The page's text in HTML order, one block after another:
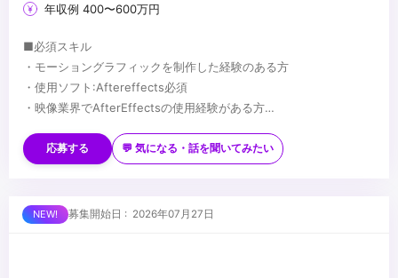
年収例 400〜600万円
■必須スキル
・モーショングラフィックを制作した経験のある方
・使用ソフト:Aftereffects必須
・映像業界でAfterEffectsの使用経験がある方
・ゼロベースでデザインを制作する事が出来る方
・様々なジャンルの作品に応じ、柔軟に演出方法を変えられる方
・新しい知識・技術にチャレンジする向上心のある方
・誰に対しても積極的にコミュニケーションを図りながら、主体的
応募する 💬 気になる・話を聞いてみたい
募集開始日 : 2026年07月27日